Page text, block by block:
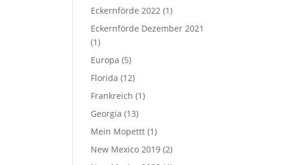
Eckernförde 2022 (1)
Eckernförde Dezember 2021
(1)
Europa (5)
Florida (12)
Frankreich (1)
Georgia (13)
Mein Mopettt (1)
New Mexico 2019 (2)